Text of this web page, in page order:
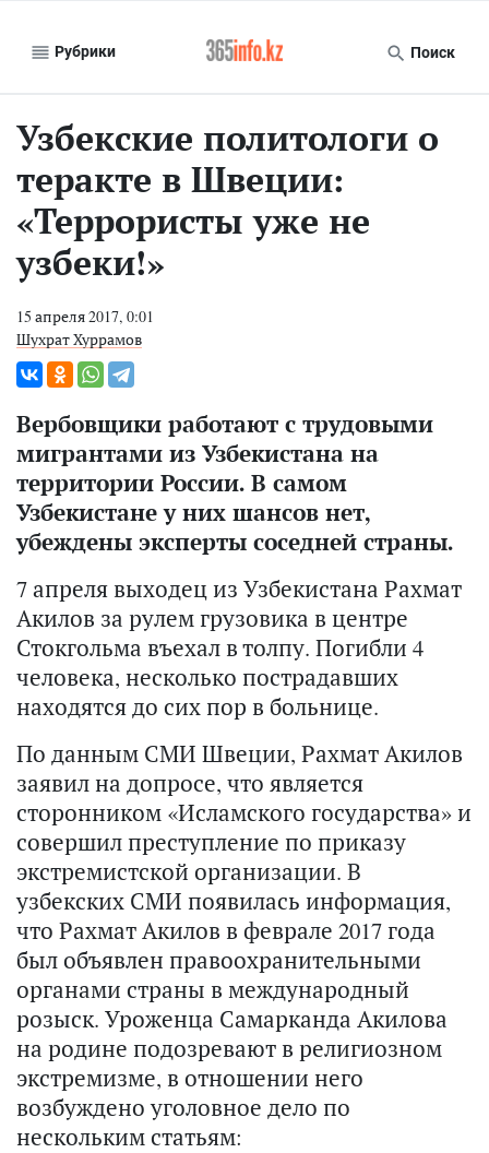
Рубрики Поиск
Узбекские политологи о
теракте в Швеции:
«Террористы уже не
узбеки!»
15 апреля 2017, 0:01
Шухрат Хуррамов
Вербовщики работают с трудовыми
мигрантами из Узбекистана на
территории России. В самом
Узбекистане у них шансов нет,
убеждены эксперты соседней страны.
7 апреля выходец из Узбекистана Рахмат
Акилов за рулем грузовика в центре
Стокгольма въехал в толпу. Погибли 4
человека, несколько пострадавших
находятся до сих пор в больнице.
По данным СМИ Швеции, Рахмат Акилов
заявил на допросе, что является
сторонником «Исламского государства» и
совершил преступление по приказу
экстремистской организации. В
узбекских СМИ появилась информация,
что Рахмат Акилов в феврале 2017 года
был объявлен правоохранительными
органами страны в международный
розыск. Уроженца Самарканда Акилова
на родине подозревают в религиозном
экстремизме, в отношении него
возбуждено уголовное дело по
нескольким статьям: